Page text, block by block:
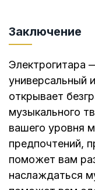
Заключение
универсальный
открывает
музыкального
вашего уровня
предпочтений,
поможет вам
наслаждаться